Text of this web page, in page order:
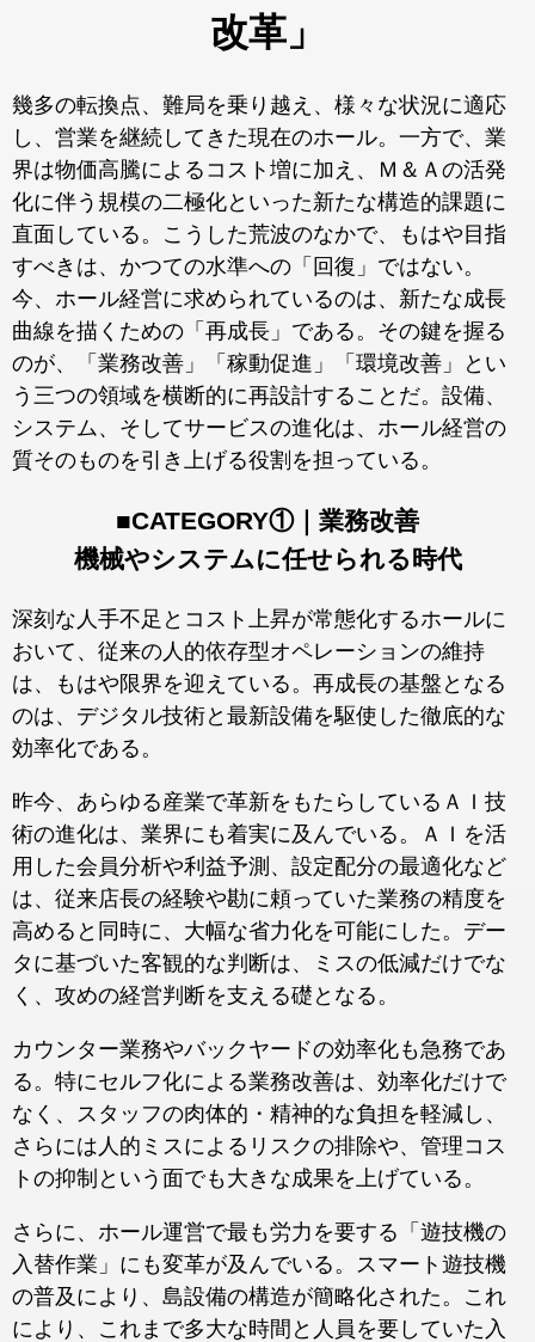
改革」
幾多の転換点、難局を乗り越え、様々な状況に適応
し、営業を継続してきた現在のホール。一方で、業
界は物価高騰によるコスト増に加え、Ｍ＆Ａの活発
化に伴う規模の二極化といった新たな構造的課題に
直面している。こうした荒波のなかで、もはや目指
すべきは、かつての水準への「回復」ではない。
今、ホール経営に求められているのは、新たな成長
曲線を描くための「再成長」である。その鍵を握る
のが、「業務改善」「稼動促進」「環境改善」とい
う三つの領域を横断的に再設計することだ。設備、
システム、そしてサービスの進化は、ホール経営の
質そのものを引き上げる役割を担っている。
■CATEGORY①｜業務改善
機械やシステムに任せられる時代
深刻な人手不足とコスト上昇が常態化するホールに
おいて、従来の人的依存型オペレーションの維持
は、もはや限界を迎えている。再成長の基盤となる
のは、デジタル技術と最新設備を駆使した徹底的な
効率化である。
昨今、あらゆる産業で革新をもたらしているＡＩ技
術の進化は、業界にも着実に及んでいる。ＡＩを活
用した会員分析や利益予測、設定配分の最適化など
は、従来店長の経験や勘に頼っていた業務の精度を
高めると同時に、大幅な省力化を可能にした。デー
タに基づいた客観的な判断は、ミスの低減だけでな
く、攻めの経営判断を支える礎となる。
カウンター業務やバックヤードの効率化も急務であ
る。特にセルフ化による業務改善は、効率化だけで
なく、スタッフの肉体的・精神的な負担を軽減し、
さらには人的ミスによるリスクの排除や、管理コス
トの抑制という面でも大きな成果を上げている。
さらに、ホール運営で最も労力を要する「遊技機の
入替作業」にも変革が及んでいる。スマート遊技機
の普及により、島設備の構造が簡略化された。これ
により、これまで多大な時間と人員を要していた入